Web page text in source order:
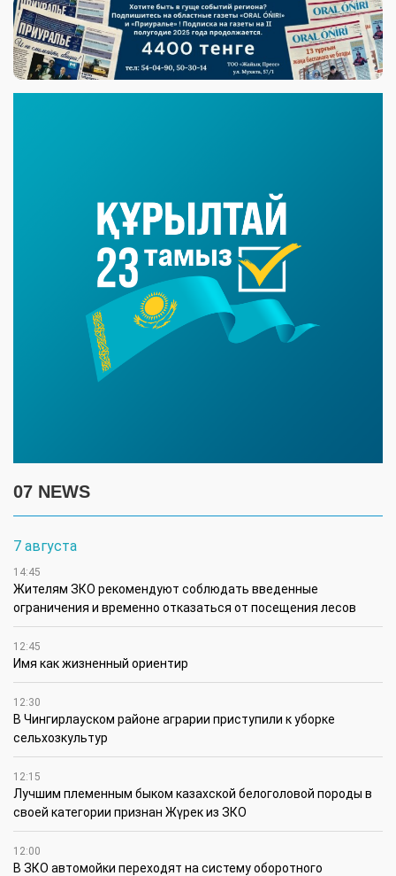
07 NEWS
7 августа
14:45
Жителям ЗКО рекомендуют соблюдать введенные
ограничения и временно отказаться от посещения лесов
12:45
Имя как жизненный ориентир
12:30
В Чингирлауском районе аграрии приступили к уборке
сельхозкультур
12:15
Лучшим племенным быком казахской белоголовой породы в
своей категории признан Жүрек из ЗКО
12:00
В ЗКО автомойки переходят на систему оборотного